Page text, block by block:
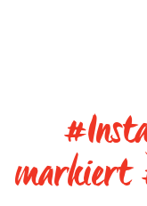
markiert